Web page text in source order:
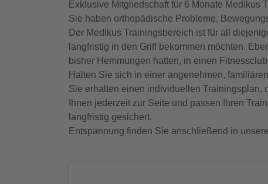
Exklusive Mitgliedschaft für 6 Monate Medikus
Sie haben orthopädische Probleme,
Der Medikus Trainingsbereich ist für all
langfristig in den Griff bekommen möchten.
bisher Hemmungen hatten, in einen
Halten Sie sich in einer angenehmen,
Sie erhalten einen individuellen Trainingsplan,
Ihnen jederzeit zur Seite und passen Ihren
langfristig gesichert.
Entspannung finden Sie anschließend in